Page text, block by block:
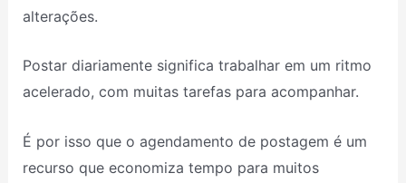
alterações.
Postar diariamente significa trabalhar em um ritmo
acelerado, com muitas tarefas para acompanhar.
É por isso que o agendamento de postagem é um
recurso que economiza tempo para muitos